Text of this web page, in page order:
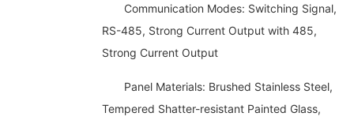
Communication Modes: Switching Signal,
RS-485, Strong Current Output with 485,
Strong Current Output
Panel Materials: Brushed Stainless Steel,
Tempered Shatter-resistant Painted Glass,